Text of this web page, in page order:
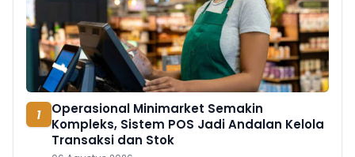
1
Operasional Minimarket Semakin
Kompleks, Sistem POS Jadi Andalan Kelola
Transaksi dan Stok